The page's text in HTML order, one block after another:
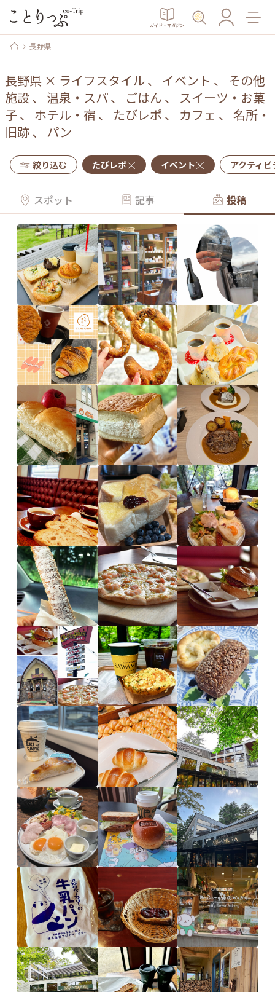
ガイド・マガジン
長野県
長野県 × ライフスタイル、 イベント 、 その他
施設、 温泉・スパ、 ごはん 、 スイーツ・お菓
子、 ホテル・宿 、 たびレポ 、 カフェ 、 名所・
旧跡、 パン
絞り込む たびレポ イベント アクティ
スポット 記事 投稿